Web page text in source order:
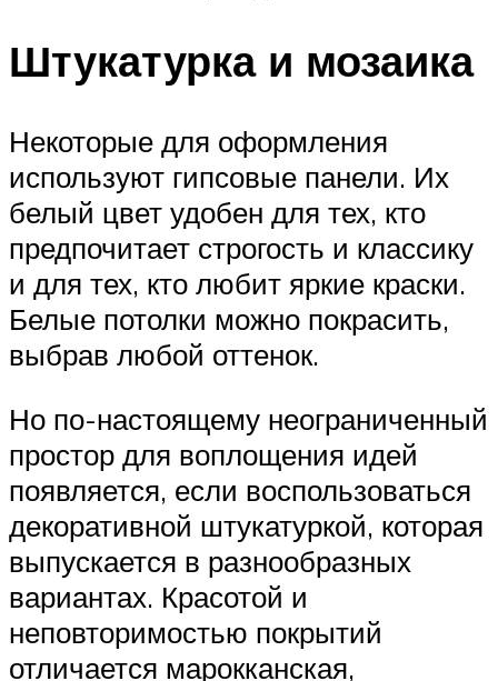
Штукатурка и мозаика
Некоторые для оформления
используют гипсовые панели. Их
белый цвет удобен для тех, кто
предпочитает строгость и классику
и для тех, кто любит яркие краски.
Белые потолки можно покрасить,
выбрав любой оттенок.
Но по-настоящему неограниченный
простор для воплощения идей
появляется, если воспользоваться
декоративной штукатуркой, которая
выпускается в разнообразных
вариантах. Красотой и
неповторимостью покрытий
отличается марокканская,